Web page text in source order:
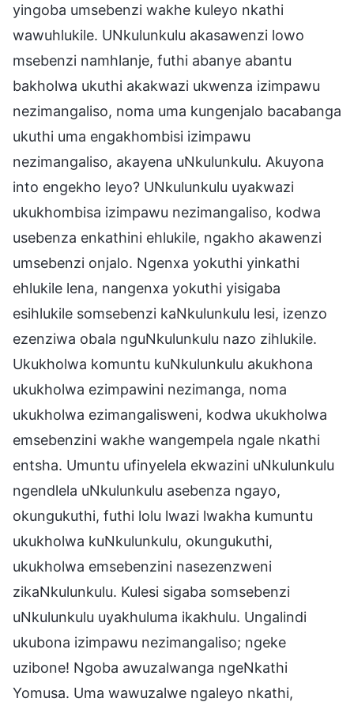
yingoba umsebenzi wakhe kuleyo nkathi
wawuhlukile. UNkulunkulu akasawenzi lowo
msebenzi namhlanje, futhi abanye abantu
bakholwa ukuthi akakwazi ukwenza izimpawu
nezimangaliso, noma uma kungenjalo bacabanga
ukuthi uma engakhombisi izimpawu
nezimangaliso, akayena uNkulunkulu. Akuyona
into engekho leyo? UNkulunkulu uyakwazi
ukukhombisa izimpawu nezimangaliso, kodwa
usebenza enkathini ehlukile, ngakho akawenzi
umsebenzi onjalo. Ngenxa yokuthi yinkathi
ehlukile lena, nangenxa yokuthi yisigaba
esihlukile somsebenzi kaNkulunkulu lesi, izenzo
ezenziwa obala nguNkulunkulu nazo zihlukile.
Ukukholwa komuntu kuNkulunkulu akukhona
ukukholwa ezimpawini nezimanga, noma
ukukholwa ezimangalisweni, kodwa ukukholwa
emsebenzini wakhe wangempela ngale nkathi
entsha. Umuntu ufinyelela ekwazini uNkulunkulu
ngendlela uNkulunkulu asebenza ngayo,
okungukuthi, futhi lolu lwazi lwakha kumuntu
ukukholwa kuNkulunkulu, okungukuthi,
ukukholwa emsebenzini nasezenzweni
zikaNkulunkulu. Kulesi sigaba somsebenzi
uNkulunkulu uyakhuluma ikakhulu. Ungalindi
ukubona izimpawu nezimangaliso; ngeke
uzibone! Ngoba awuzalwanga ngeNkathi
Yomusa. Uma wawuzalwe ngaleyo nkathi,